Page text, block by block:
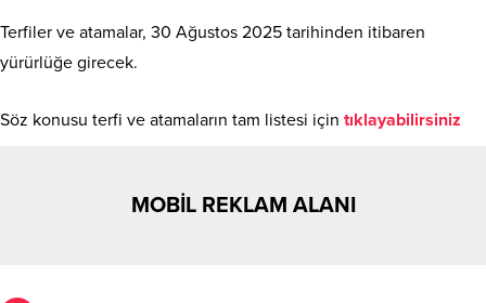
Terfiler ve atamalar, 30 Ağustos 2025 tarihinden itibaren
yürürlüğe girecek.
Söz konusu terfi ve atamaların tam listesi için tıklayabilirsiniz
MOBİL REKLAM ALANI